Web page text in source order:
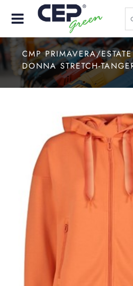
Open
CMP PRIMAVERA/
DONNA STRETCH-